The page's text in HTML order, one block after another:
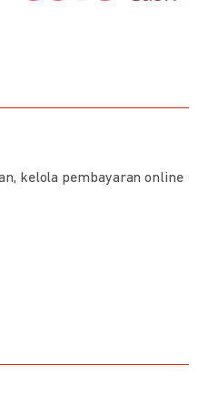
kelola pembayaran online